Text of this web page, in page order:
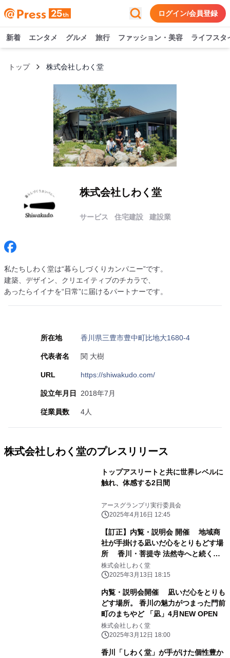
ログイン/会員登録
新着 エンタメ グルメ 旅行 ファッション・美容 ライフスタ
トップ 株式会社しわく堂
株式会社しわく堂
サービス 住宅建設 建設業
私たちしわく堂は“暮らしづくりカンパニー”です。
建築、デザイン、クリエイティブのチカラで、
あったらイイナを“日常”に届けるパートナーです。
所在地 香川県三豊市豊中町比地大1680-4
代表者名 関 大樹
URL https://shiwakudo.com/
設立年月日 2018年7月
従業員数 4人
株式会社しわく堂のプレスリリース
トップアスリートと共に世界レベルに
触れ、体感する2日間
アースグランプリ実行委員会
2025年4月16日 12:45
【訂正】内覧・説明会 開催 地域商
社が手掛ける凪いだ心をとりもどす場
所 香川・菩提寺 法然寺へと続く門
前町の町屋ホテル「凪」が誕生
株式会社しわく堂
2025年3月13日 18:15
内覧・説明会開催 凪いだ心をとりも
どす場所。 香川の魅力がつまった門前
町のまちやど 「凪」4月NEW OPEN
株式会社しわく堂
2025年3月12日 18:00
香川「しわく堂」が手がけた個性豊か